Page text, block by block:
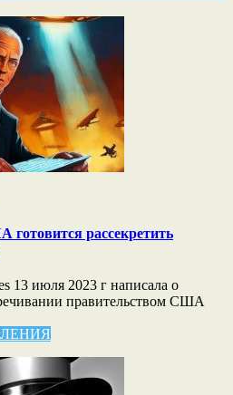
рассекретить
13 июля 2023 г написала о
правительством США